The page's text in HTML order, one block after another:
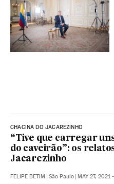
CHACINA DO JACAREZINHO
“Tive que carregar
do caveirão”: os
Jacarezinho
FELIPE BETIM | São Paulo | MAY 27, 2021